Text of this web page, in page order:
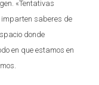
«Tentativas
imparten saberes de
donde
en que estamos en